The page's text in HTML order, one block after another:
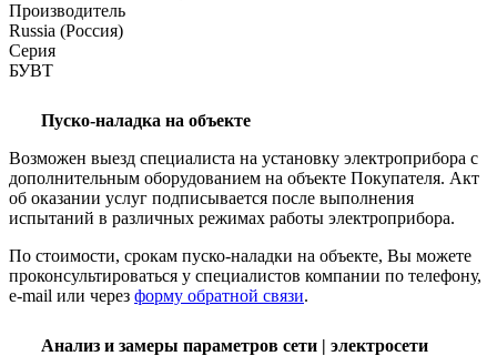
Производитель
Russia (Россия)
Серия
БУВТ
Пуско-наладка на объекте
Возможен выезд специалиста на установку электроприбора с
дополнительным оборудованием на объекте Покупателя. Акт
об оказании услуг подписывается после выполнения
испытаний в различных режимах работы электроприбора.
По стоимости, срокам пуско-наладки на объекте, Вы можете
проконсультироваться у специалистов компании по телефону,
e-mail или через форму обратной связи.
Анализ и замеры параметров сети | электросети